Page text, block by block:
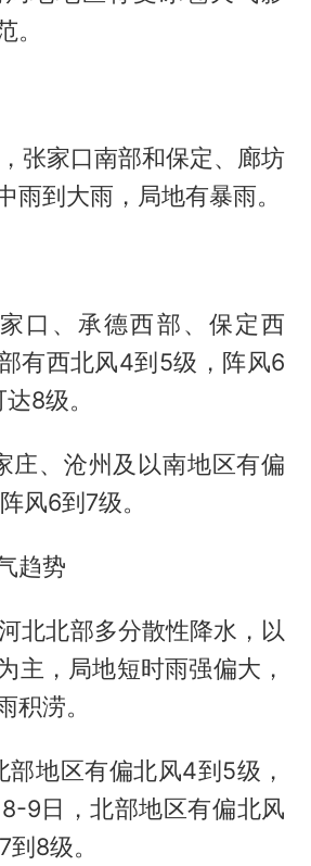
。
张家口南部和保定、廊坊
雨到大雨，局地有暴雨。
口、承德西部、保定西
有西北风4到5级，阵风6
8级。
庄、沧州及以南地区有偏
风6到7级。
趋势
北北部多分散性降水，以
主，局地短时雨强偏大，
积涝。
部地区有偏北风4到5级，
9日，北部地区有偏北风
8级。